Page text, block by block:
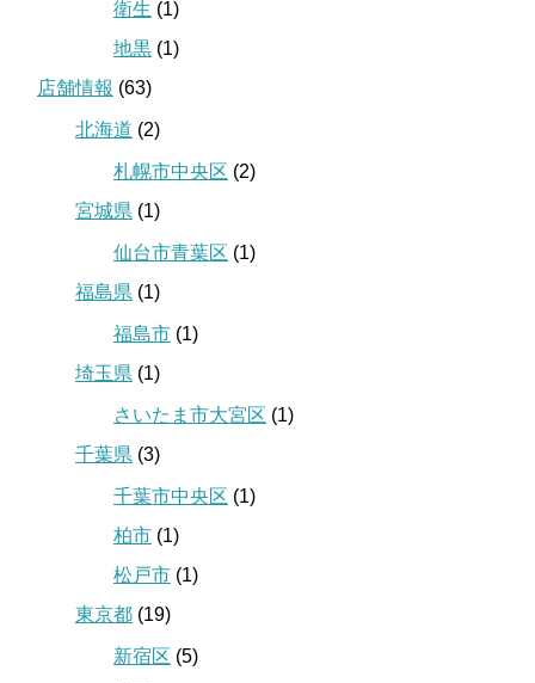
衛生 (1)
地黒 (1)
店舗情報 (63)
北海道 (2)
札幌市中央区 (2)
宮城県 (1)
仙台市青葉区 (1)
福島県 (1)
福島市 (1)
埼玉県 (1)
さいたま市大宮区 (1)
千葉県 (3)
千葉市中央区 (1)
柏市 (1)
松戸市 (1)
東京都 (19)
新宿区 (5)